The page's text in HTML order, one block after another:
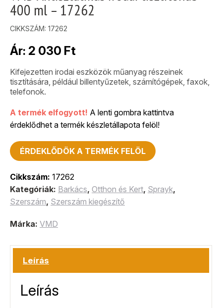
400 ml – 17262
CIKKSZÁM: 17262
Ár: 2 030 Ft
Kifejezetten irodai eszközök műanyag részeinek
tisztítására, például billentyűzetek, számítógépek, faxok,
telefonok.
A termék elfogyott! A lenti gombra kattintva
érdeklődhet a termék készletállapota felöl!
ÉRDEKLŐDÖK A TERMÉK FELÖL
Cikkszám: 17262
Kategóriák: Barkács, Otthon és Kert, Sprayk,
Szerszám, Szerszám kiegészítő
Márka: VMD
Leírás
Leírás